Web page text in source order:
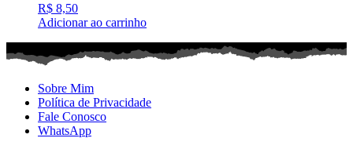
R$ 8,50
Adicionar ao carrinho
Sobre Mim
Política de Privacidade
Fale Conosco
WhatsApp